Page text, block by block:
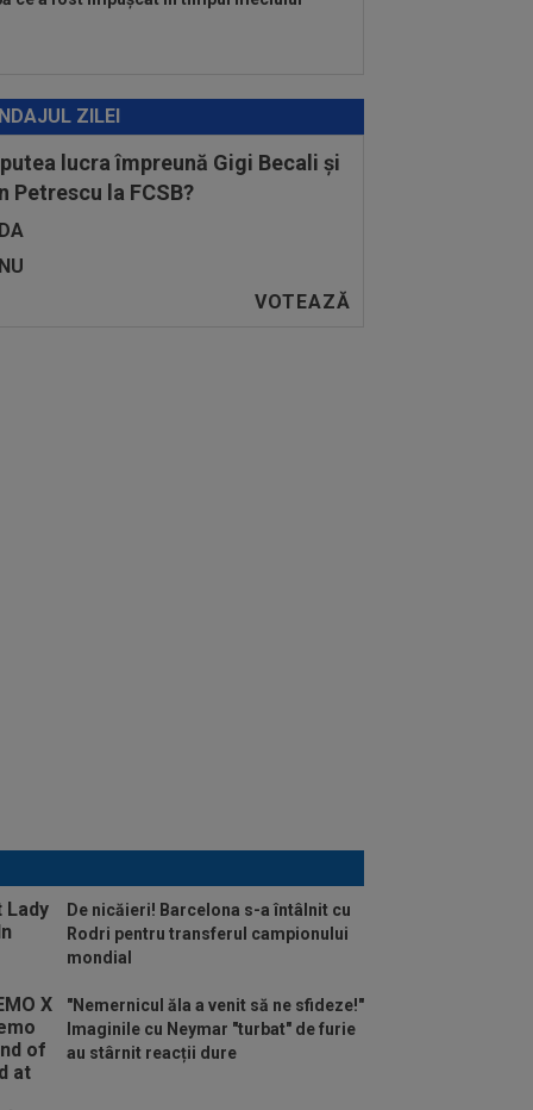
ZILEI
lucra împreună Gigi Becali și
Petrescu la FCSB?
DA
NU
De nicăieri! Barcelona s-a întâlnit cu
Rodri pentru transferul campionului
mondial
"Nemernicul ăla a venit să ne sfideze!"
Imaginile cu Neymar "turbat" de furie
au stârnit reacții dure